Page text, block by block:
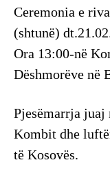
Ceremonia e
(shtunë)
Ora 13:00-në
Dëshmorëve në
Pjesëmarrja juaj
Kombit dhe
të Kosovës.